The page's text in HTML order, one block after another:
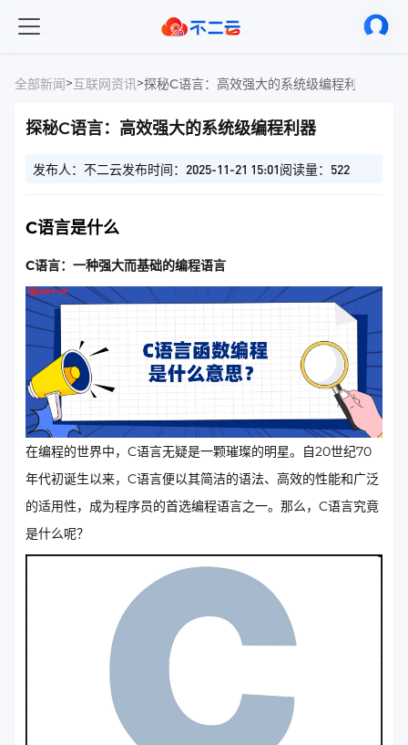
全部新闻>互联网资讯>探秘C语言：高效强大的系统级编程利器
探秘C语言：高效强大的系统级编程利器
发布人：不二云发布时间：2025-11-21 15:01阅读量：522
C语言是什么
C语言：一种强大而基础的编程语言
在编程的世界中，C语言无疑是一颗璀璨的明星。自20世纪70
年代初诞生以来，C语言便以其简洁的语法、高效的性能和广泛
的适用性，成为程序员的首选编程语言之一。那么，C语言究竟
是什么呢？